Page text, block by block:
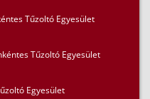
Tűzoltó Egyesület
Tűzoltó Egyesület
Egyesület